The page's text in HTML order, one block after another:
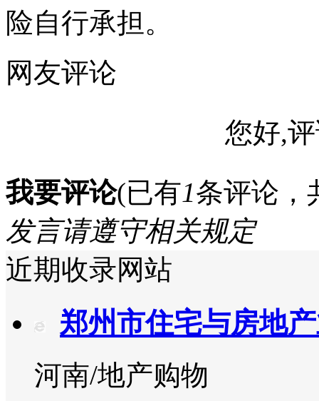
险自行承担。
网友评论
您好,
我要评论(已有1条评论，
发言请遵守相关规定
近期收录网站
郑州市住宅与房地
河南/地产购物